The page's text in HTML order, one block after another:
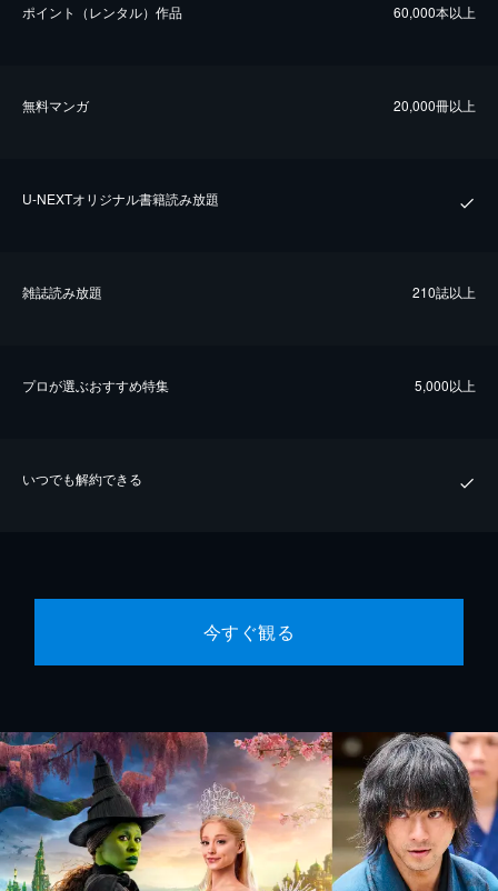
ポイント（レンタル）作品 60,000本以上
無料マンガ 20,000冊以上
U-NEXTオリジナル書籍読み放題
雑誌読み放題 210誌以上
プロが選ぶおすすめ特集 5,000以上
いつでも解約できる
今すぐ観る